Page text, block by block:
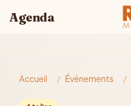
Agenda
Accueil / Événements /